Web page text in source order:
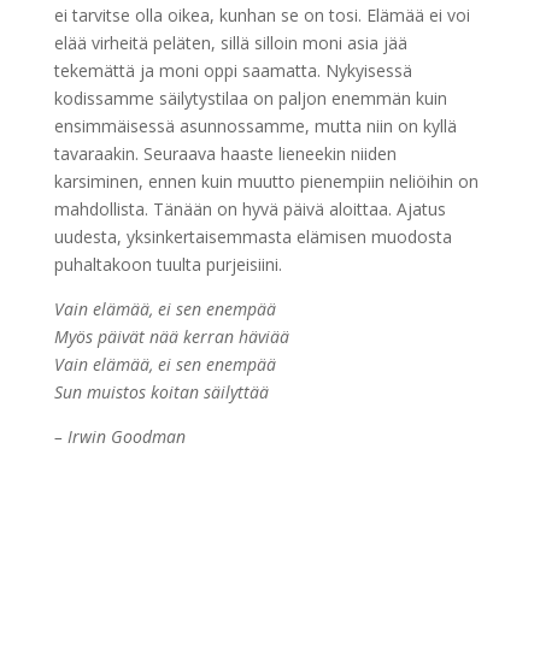
ei tarvitse olla oikea, kunhan se on tosi. Elämää ei voi
elää virheitä peläten, sillä silloin moni asia jää
tekemättä ja moni oppi saamatta. Nykyisessä
kodissamme säilytystilaa on paljon enemmän kuin
ensimmäisessä asunnossamme, mutta niin on kyllä
tavaraakin. Seuraava haaste lieneekin niiden
karsiminen, ennen kuin muutto pienempiin neliöihin on
mahdollista. Tänään on hyvä päivä aloittaa. Ajatus
uudesta, yksinkertaisemmasta elämisen muodosta
puhaltakoon tuulta purjeisiini.
Vain elämää, ei sen enempää
Myös päivät nää kerran häviää
Vain elämää, ei sen enempää
Sun muistos koitan säilyttää
– Irwin Goodman